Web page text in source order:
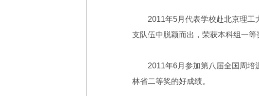
2011年5月代表学校赴北京理工大
支队伍中脱颖而出，荣获本科组一等
2011年6月参加第八届全国周培源
林省二等奖的好成绩。